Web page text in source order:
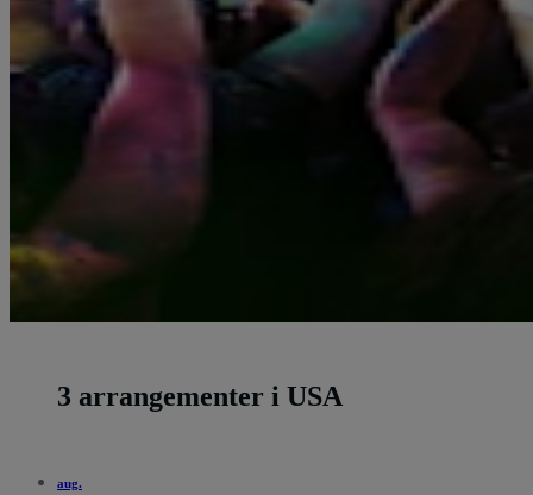
3 arrangementer i USA
aug.